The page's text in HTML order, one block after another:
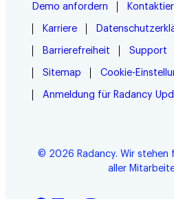
Demo anfordern
Karriere
Barrierefreiheit Support
Sitemap Cookie-
Anmeldung für Radancy
© 2026 Radancy. Wir stehen
aller